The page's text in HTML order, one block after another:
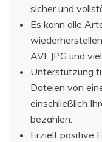
sicher und
Es kann alle
AVI, JPG und
Unterstützung
Dateien von
einschließlich
bezahlen.
Erzielt positive